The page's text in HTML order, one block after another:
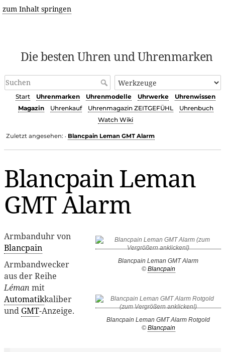
zum Inhalt springen
Die besten Uhren und Uhrenmarken
Start Uhrenmarken Uhrenmodelle Uhrwerke
Uhrenwissen
Magazin
Uhrenkauf Uhrenmagazin ZEITGEFÜHL
Uhrenbuch
Watch Wiki
Zuletzt angesehen: • Blancpain Leman GMT Alarm
Blancpain Leman
GMT Alarm
Blancpain Leman GMT Alarm
© Blancpain
Blancpain Leman GMT Alarm Rotgold
© Blancpain
Armbanduhr von
Blancpain
Armbandwecker
aus der Reihe
Léman mit
Automatikkaliber
und GMT-Anzeige.